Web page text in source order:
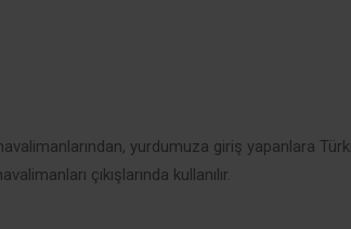
yurdumuza giriş yapanlara
çıkışlarında kullanılır.